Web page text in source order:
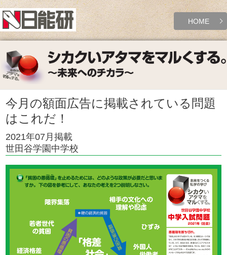
HOME
今月の額面広告に掲載されている問題
はこれだ！
2021年07月掲載
世田谷学園中学校